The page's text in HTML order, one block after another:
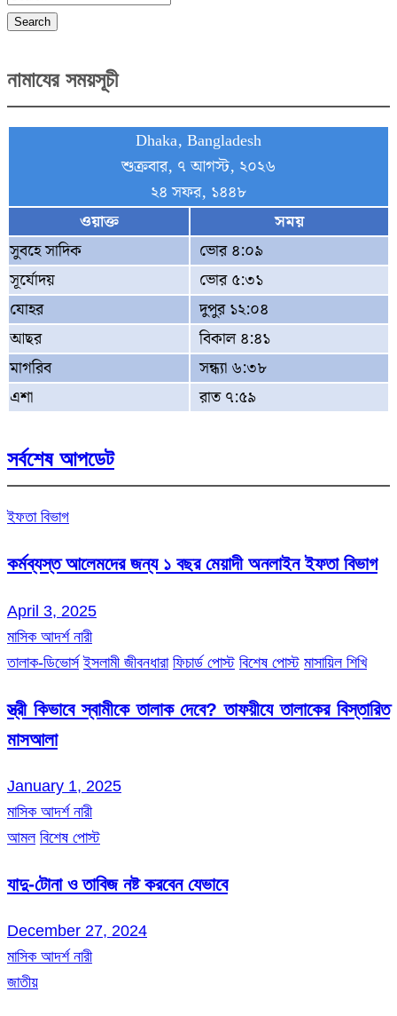
Search
নামাযের সময়সূচী
Dhaka, Bangladesh
শুক্রবার, ৭ আগস্ট, ২০২৬
২৪ সফর, ১৪৪৮
ওয়াক্ত
সময়
সুবহে সাদিক
ভোর ৪:০৯
সূর্যোদয়
ভোর ৫:৩১
যোহর
দুপুর ১২:০৪
আছর
বিকাল ৪:৪১
মাগরিব
সন্ধ্যা ৬:৩৮
এশা
রাত ৭:৫৯
সর্বশেষ আপডেট
ইফতা বিভাগ
কর্মব্যস্ত আলেমদের জন্য ১ বছর মেয়াদী অনলাইন ইফতা বিভাগ
April 3, 2025
মাসিক আদর্শ নারী
তালাক-ডিভোর্স ইসলামী জীবনধারা ফিচার্ড পোস্ট বিশেষ পোস্ট মাসায়িল শিখি
স্ত্রী কিভাবে স্বামীকে তালাক দেবে? তাফয়ীযে তালাকের বিস্তারিত
মাসআলা
January 1, 2025
মাসিক আদর্শ নারী
আমল বিশেষ পোস্ট
যাদু-টোনা ও তাবিজ নষ্ট করবেন যেভাবে
December 27, 2024
মাসিক আদর্শ নারী
জাতীয়